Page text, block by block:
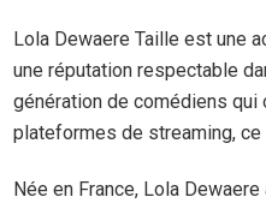
Lola Dewaere Taille est une
une réputation respectable
génération de comédiens
plateformes de streaming, ce
Née en France, Lola